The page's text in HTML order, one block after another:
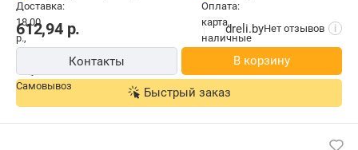
612,94р. dreli.byНет отзывов i
Контакты В корзину
Быстрый заказ